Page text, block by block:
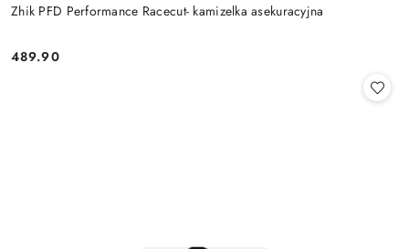
Zhik PFD Performance Racecut- kamizelka asekuracyjna
Cena:
489.90